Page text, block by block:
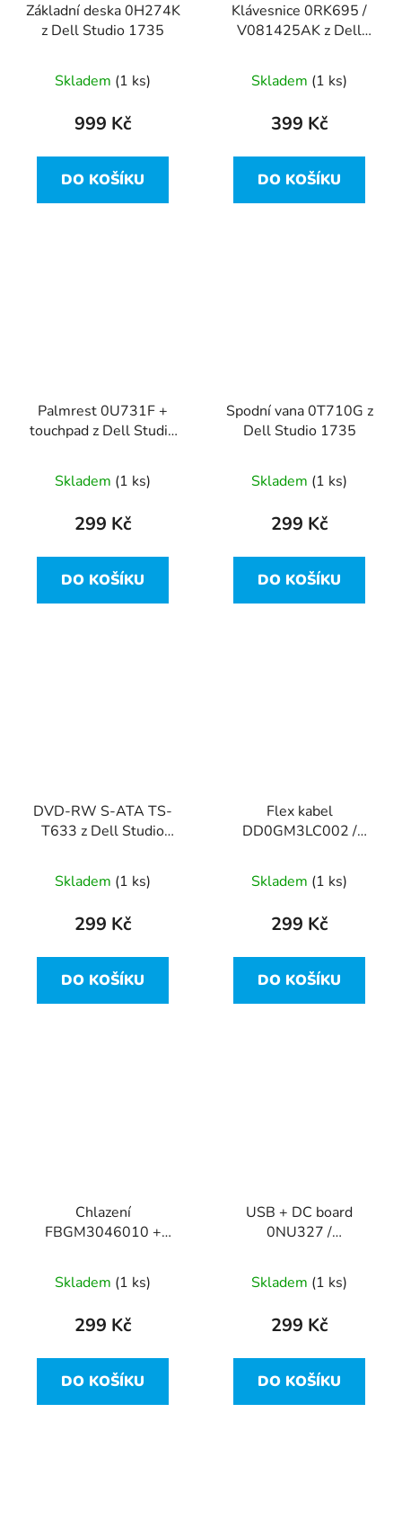
Základní deska 0H274K
z Dell Studio 1735
Skladem (1 ks)
999 Kč
DO KOŠÍKU
Klávesnice 0RK695 /
V081425AK z Dell
Skladem (1 ks)
399 Kč
DO KOŠÍKU
Palmrest 0U731F +
touchpad z Dell Studio
Skladem (1 ks)
299 Kč
DO KOŠÍKU
Spodní vana 0T710G z
Dell Studio 1735
Skladem (1 ks)
299 Kč
DO KOŠÍKU
DVD-RW S-ATA TS-
T633 z Dell Studio
Skladem (1 ks)
299 Kč
DO KOŠÍKU
Flex kabel
DD0GM3LC002 /
1735
Skladem (1 ks)
299 Kč
DO KOŠÍKU
Chlazení
FBGM3046010 +
Dell Studio 1735
Skladem (1 ks)
299 Kč
DO KOŠÍKU
USB + DC board
0NU327 /
Studio 1735
Skladem (1 ks)
299 Kč
DO KOŠÍKU